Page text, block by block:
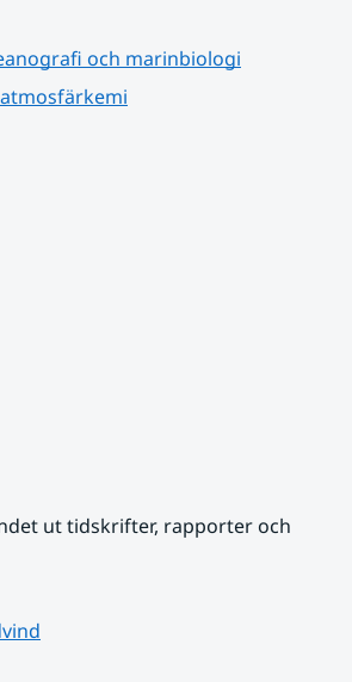
och marinbiologi
ut tidskrifter, rapporter och